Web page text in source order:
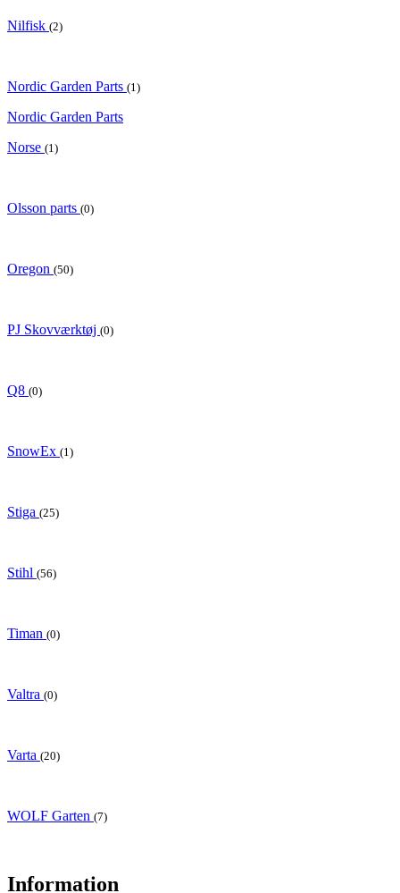
Nilfisk (2)
Nordic Garden Parts (1)
Nordic Garden Parts
Norse (1)
Olsson parts (0)
Oregon (50)
PJ Skovværktøj (0)
Q8 (0)
SnowEx (1)
Stiga (25)
Stihl (56)
Timan (0)
Valtra (0)
Varta (20)
WOLF Garten (7)
Information